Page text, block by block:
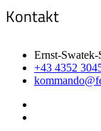
Kontakt
Ernst-Swatek-
+43 4352